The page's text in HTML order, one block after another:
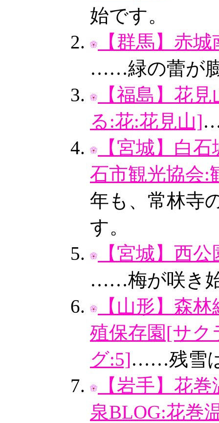
始です。
【群馬】赤
……緑の蕾が
【福島】花
る:花:花見山]
【宮城】白
石市観光協会:
年も、常林寺
す。
【宮城】西
……梅が咲き
【山形】森
殖保存園[サク
グ:5]……残雪
【岩手】花
泉BLOG:花巻